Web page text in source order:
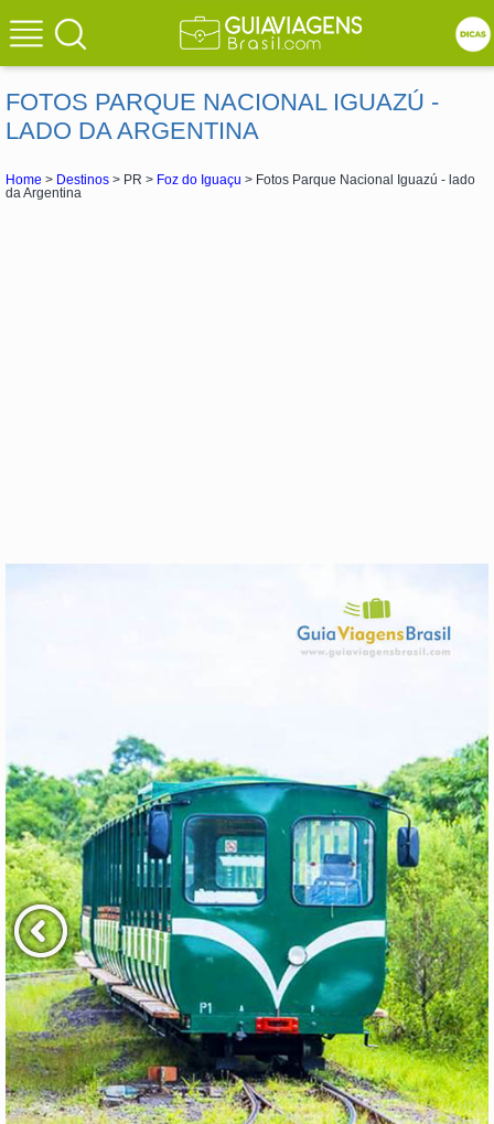
FOTOS PARQUE NACIONAL IGUAZÚ -
LADO DA ARGENTINA
Home > Destinos > PR > Foz do Iguaçu > Fotos Parque Nacional Iguazú - lado
da Argentina